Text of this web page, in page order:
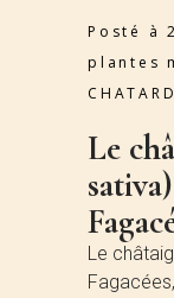
Posté à
plantes
CHATARD
Le
Le